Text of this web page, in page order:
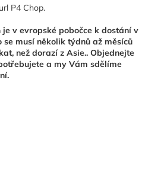
P4 Chop.
v evropské pobočce k dostání v
musí několik týdnů až měsíců
než dorazí z Asie.. Objednejte
a my Vám sdělíme